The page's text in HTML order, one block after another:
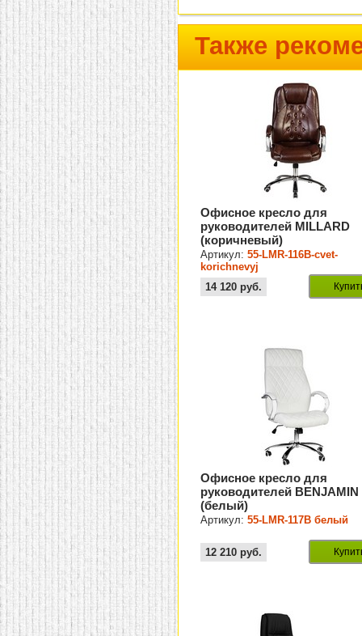
Также
Офисное кресло для
руководителей MILLARD
(коричневый)
Артикул:55-LMR-116B-cvet-
korichnevyj
14 120 руб.
Офисное кресло для
руководителей BENJAMIN
(белый)
Артикул:55-LMR-117B белый
12 210 руб.